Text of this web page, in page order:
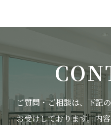
ご質問・ご相談は、下記
お受けしております。内